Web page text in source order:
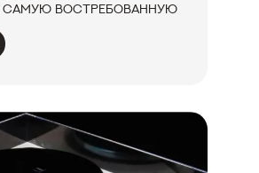
востребованную
акустических
Новая модель Klipsch
крупной полочной